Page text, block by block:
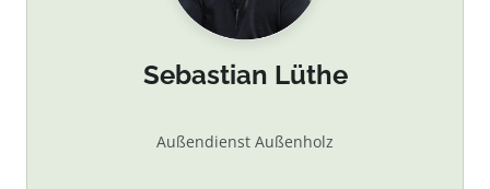
Sebastian Lüthe
Außendienst Außenholz